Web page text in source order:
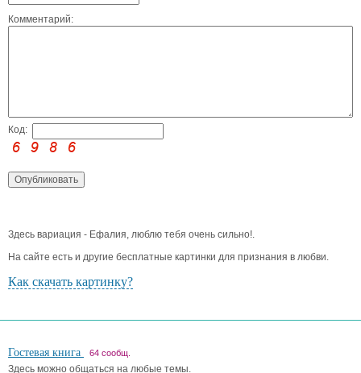
Комментарий:
Код:
Здесь вариация - Ефалия, люблю тебя очень сильно!.
На сайте есть и другие бесплатные картинки для признания в любви.
Как скачать картинку?
Гостевая книга 64 сообщ.
Здесь можно общаться на любые темы.